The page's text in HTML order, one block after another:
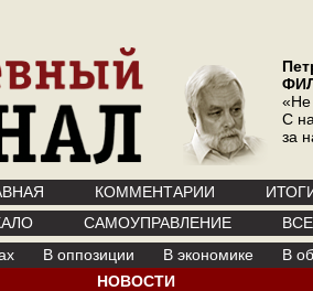
«Не
С
за
КОММЕНТАРИИ
САМОУПРАВЛЕНИЕ
В оппозиции В экономике
В
НОВОСТИ